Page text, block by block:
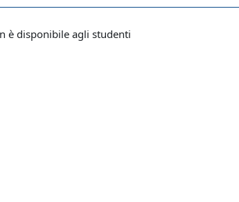
è disponibile agli studenti